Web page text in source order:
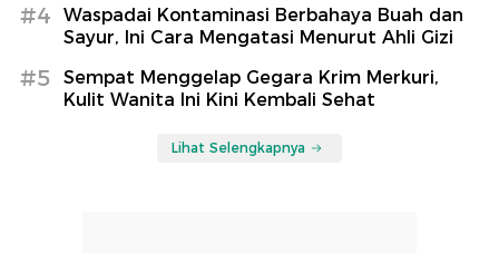
#4
Waspadai Kontaminasi Berbahaya Buah dan
Sayur, Ini Cara Mengatasi Menurut Ahli Gizi
#5
Sempat Menggelap Gegara Krim Merkuri,
Kulit Wanita Ini Kini Kembali Sehat
Lihat Selengkapnya